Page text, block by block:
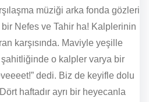
müziği arka fonda gözleri
Nefes ve Tahir ha! Kalplerinin
karşısında. Maviyle yeşille
o kalpler varya bir
dedi. Biz de keyifle dolu
haftadır ayrı bir heyecanla